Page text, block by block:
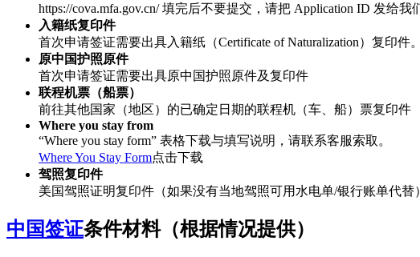
https://cova.mfa.gov.cn/ 填完后不要提交，请把 Application ID 发给我
入籍纸复印件
首次申请签证需要出具入籍纸（Certificate of Naturalization）复印件。
原中国护照原件
首次申请签证需要出具原中国护照原件及复印件
联程机票（船票）
前往其他国家（地区）的已确定日期的联程机（车、船）票复印件
Where you stay from
“Where you stay form” 表格下载与填写说明，请联系客服索取。
Where You Stay Form点击下载
驾照复印件
美国驾照证明复印件（如果没有当地驾照可用水电单/银行账单代替）
中国签证条件材料（根据情况提供）